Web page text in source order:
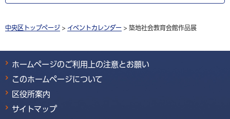
中央区トップページ > イベントカレンダー > 築地社会教育会館作品展
ホームページのご利用上の注意とお願い
このホームページについて
区役所案内
サイトマップ